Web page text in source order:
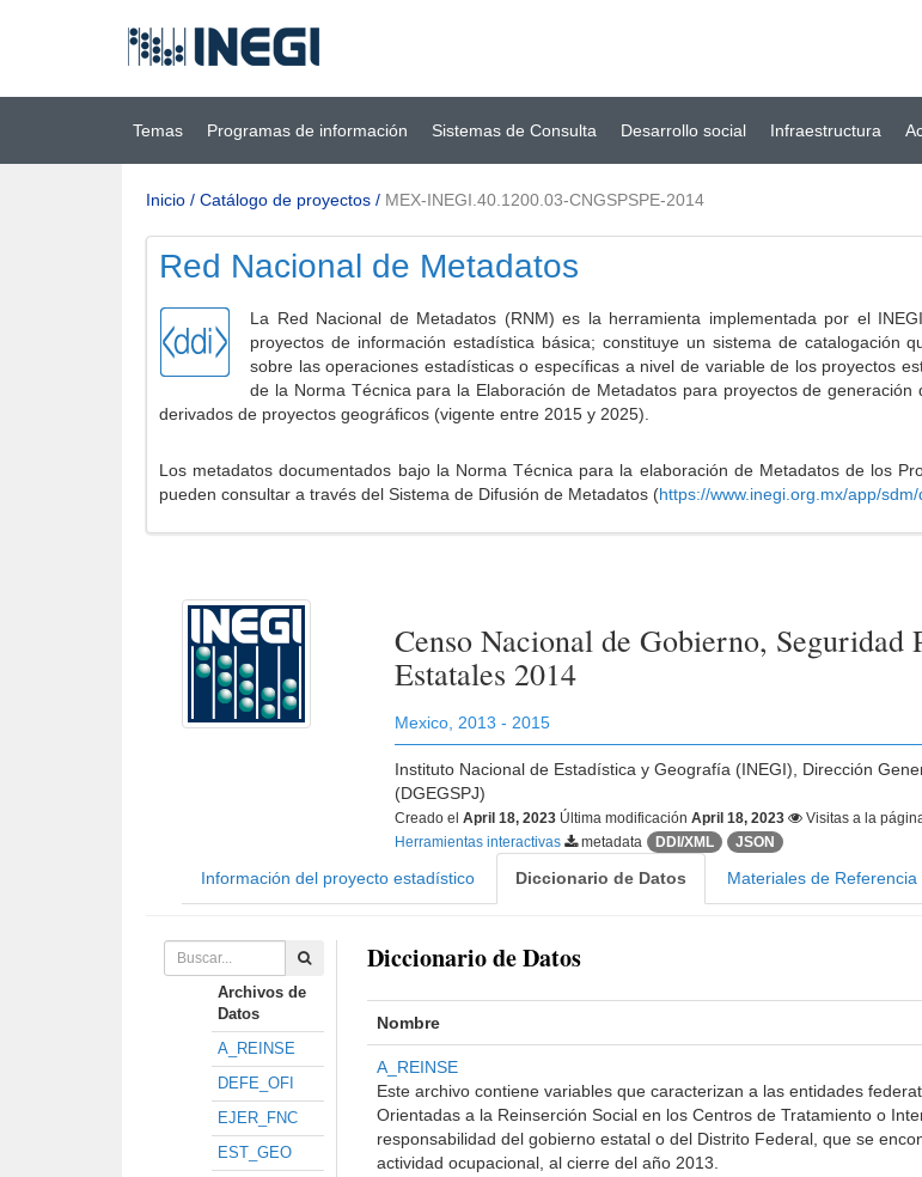
principal
(INEGI)
Temas Programas de información Sistemas de Consulta Desarrollo social Infraestructura
Inicio / Catálogo de proyectos / MEX-INEGI.40.1200.03-CNGSPSPE-2014
Red Nacional de Metadatos
La Red Nacional de Metadatos (RNM) es la herramienta implementada por el
proyectos de información estadística básica; constituye un sistema de catalogación
sobre las operaciones estadísticas o específicas a nivel de variable de los proyectos
de la Norma Técnica para la Elaboración de Metadatos para proyectos de
derivados de proyectos geográficos (vigente entre 2015 y 2025).
Los metadatos documentados bajo la Norma Técnica para la elaboración de Metadatos de los
pueden consultar a través del Sistema de Difusión de Metadatos (https://www.inegi.org.mx/app/
Censo Nacional de Gobierno, Seguridad
Estatales 2014
Mexico 2013 - 2015
Instituto Nacional de Estadística y Geografía (INEGI), Dirección
(DGEGSPJ)
Creado elApril 18, 2023 Última modificaciónApril 18, 2023 Visitas a la
Herramientas interactivas
metadata DDI/XML JSON
Información del proyecto estadístico Diccionario de Datos Materiales de Referencia
Archivos de
Datos
A_REINSE
DEFE_OFI
EJER_FNC
EST_GEO
Diccionario de Datos
Nombre
A_REINSE
Este archivo contiene variables que caracterizan a las entidades
Orientadas a la Reinserción Social en los Centros de Tratamiento o
responsabilidad del gobierno estatal o del Distrito Federal, que se
actividad ocupacional, al cierre del año 2013.